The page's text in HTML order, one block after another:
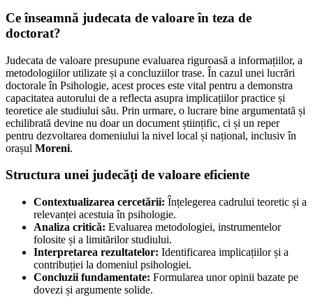
Ce înseamnă judecata de valoare în teza de
doctorat?
Judecata de valoare presupune evaluarea riguroasă a informațiilor, a
metodologiilor utilizate și a concluziilor trase. În cazul unei lucrări
doctorale în Psihologie, acest proces este vital pentru a demonstra
capacitatea autorului de a reflecta asupra implicațiilor practice și
teoretice ale studiului său. Prin urmare, o lucrare bine argumentată și
echilibrată devine nu doar un document științific, ci și un reper
pentru dezvoltarea domeniului la nivel local și național, inclusiv în
orașul Moreni.
Structura unei judecăți de valoare eficiente
Contextualizarea cercetării: Înțelegerea cadrului teoretic și a
relevanței acestuia în psihologie.
Analiza critică: Evaluarea metodologiei, instrumentelor
folosite și a limitărilor studiului.
Interpretarea rezultatelor: Identificarea implicațiilor și a
contribuției la domeniul psihologiei.
Concluzii fundamentate: Formularea unor opinii bazate pe
dovezi și argumente solide.